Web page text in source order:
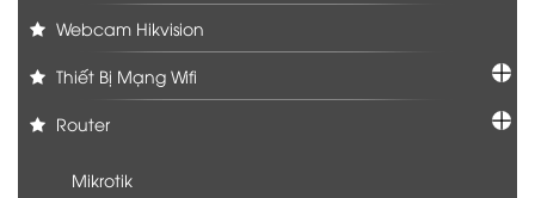
Webcam Hikvision
Thiết Bị Mạng Wifi
Router
Mikrotik